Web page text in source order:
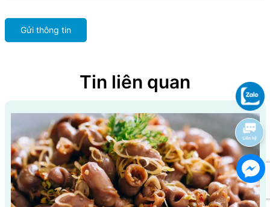
Gửi thông tin
Tin liên quan